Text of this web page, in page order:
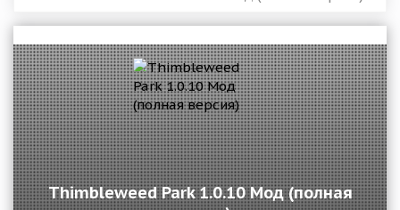
Thimbleweed Park 1.0.10 Мод (полная